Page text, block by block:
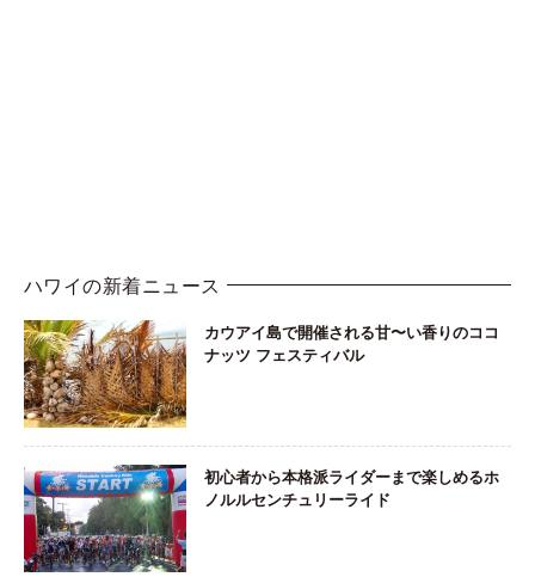
ハワイの新着ニュース
カウアイ島で開催される甘〜い香りのココ
ナッツ フェスティバル
初心者から本格派ライダーまで楽しめるホ
ノルルセンチュリーライド